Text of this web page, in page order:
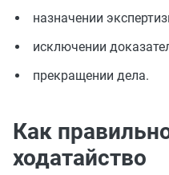
назначении
исключении
прекращении дела.
Как
ходатайство